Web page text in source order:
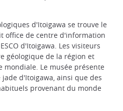
d'Itoigawa se trouve le
office de centre d'information
d'Itoigawa. Les visiteurs
géologique de la région et
Le musée présente
d'Itoigawa, ainsi que des
provenant du monde